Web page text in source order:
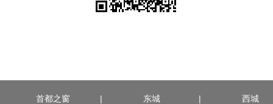
首都之窗 | 东城 | 西城